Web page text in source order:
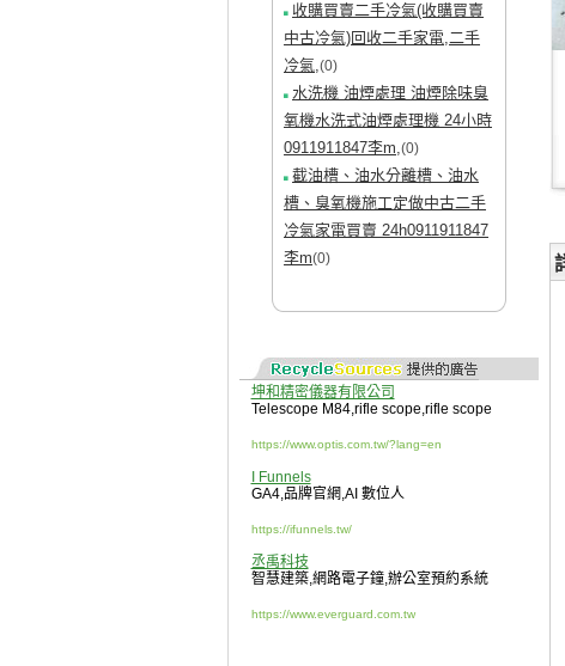
收購買賣二手冷氣(收購買賣
中古冷氣)回收二手家電,二手
冷氣,(0)
水洗機 油煙處理 油煙除味臭
氧機水洗式油煙處理機 24小時
0911911847李m,(0)
截油槽、油水分離槽、油水
槽、臭氧機施工定做中古二手
冷氣家電買賣 24h0911911847
李m(0)
坤和精密儀器有限公司
Telescope M84,rifle scope,rifle scope
https://www.optis.com.tw/?lang=en
I Funnels
GA4,品牌官網,AI 數位人
https://ifunnels.tw/
丞禹科技
智慧建築,網路電子鐘,辦公室預約系統
https://www.everguard.com.tw